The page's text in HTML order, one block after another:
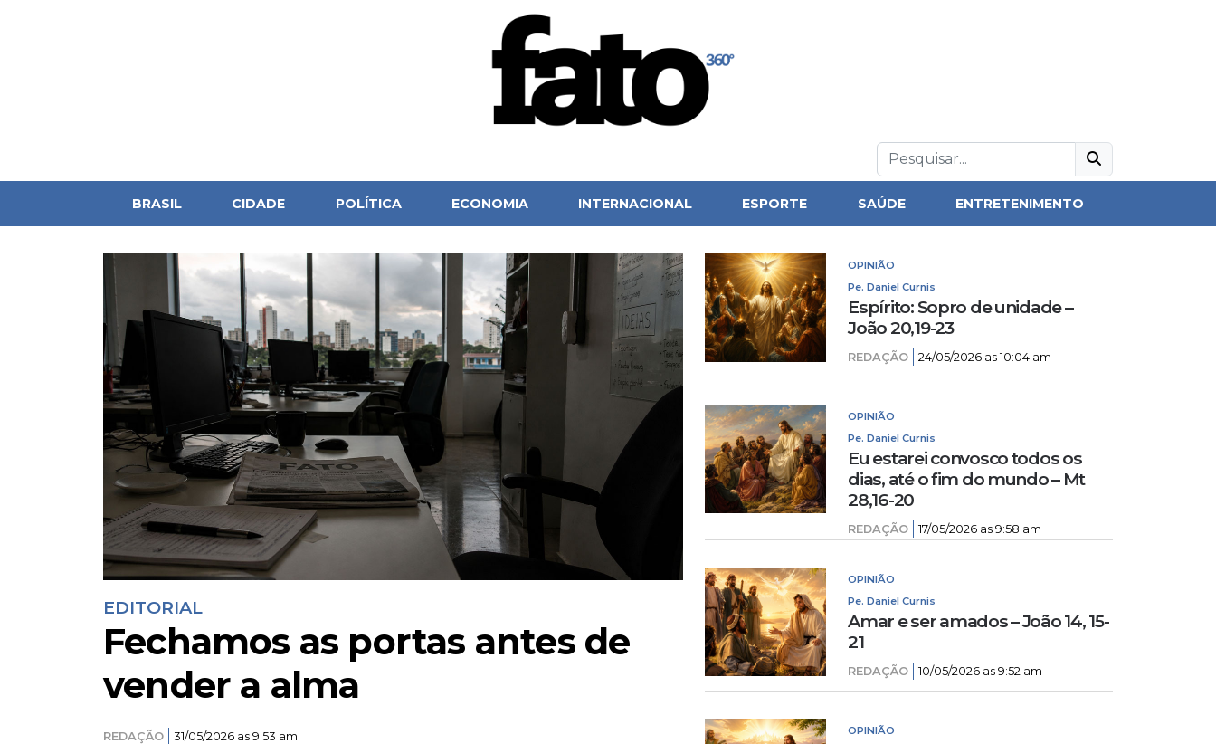
BRASIL CIDADE POLÍTICA ECONOMIA INTERNACIONAL ESPORTE SAÚDE ENTRETENIMENTO
EDITORIAL
Fechamos as portas antes de
vender a alma
REDAÇÃO 31/05/2026 as 9:53 am
OPINIÃO
Pe. Daniel Curnis
Espírito: Sopro de unidade –
João 20,19-23
REDAÇÃO 24/05/2026 as 10:04 am
OPINIÃO
Pe. Daniel Curnis
Eu estarei convosco todos os
dias, até o fim do mundo – Mt
28,16-20
REDAÇÃO 17/05/2026 as 9:58 am
OPINIÃO
Pe. Daniel Curnis
Amar e ser amados – João 14, 15-
21
REDAÇÃO 10/05/2026 as 9:52 am
OPINIÃO